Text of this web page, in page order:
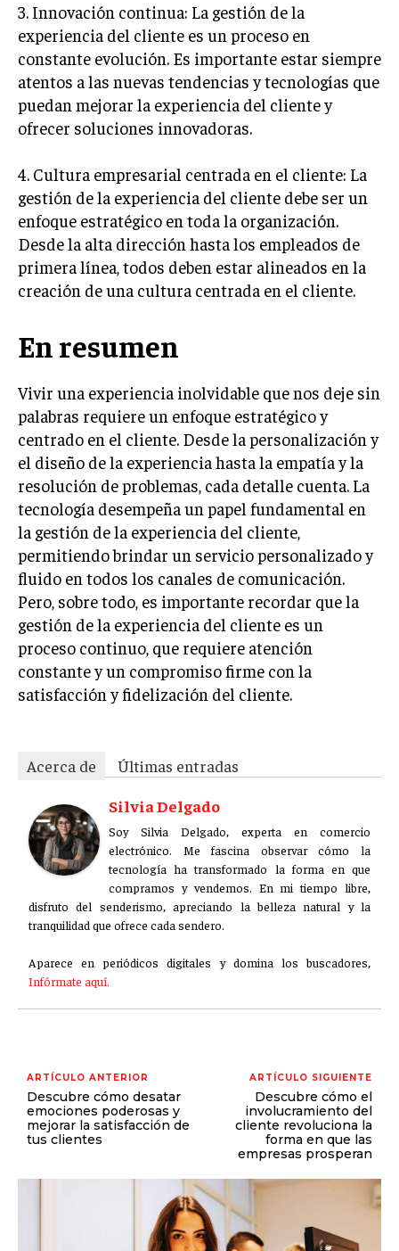
3. Innovación continua: La gestión de la
experiencia del cliente es un proceso en
constante evolución. Es importante estar siempre
atentos a las nuevas tendencias y tecnologías que
puedan mejorar la experiencia del cliente y
ofrecer soluciones innovadoras.
4. Cultura empresarial centrada en el cliente: La
gestión de la experiencia del cliente debe ser un
enfoque estratégico en toda la organización.
Desde la alta dirección hasta los empleados de
primera línea, todos deben estar alineados en la
creación de una cultura centrada en el cliente.
En resumen
Vivir una experiencia inolvidable que nos deje sin
palabras requiere un enfoque estratégico y
centrado en el cliente. Desde la personalización y
el diseño de la experiencia hasta la empatía y la
resolución de problemas, cada detalle cuenta. La
tecnología desempeña un papel fundamental en
la gestión de la experiencia del cliente,
permitiendo brindar un servicio personalizado y
fluido en todos los canales de comunicación.
Pero, sobre todo, es importante recordar que la
gestión de la experiencia del cliente es un
proceso continuo, que requiere atención
constante y un compromiso firme con la
satisfacción y fidelización del cliente.
Acerca de
Últimas entradas
Silvia Delgado
Soy Silvia Delgado, experta en comercio
electrónico. Me fascina observar cómo la
tecnología ha transformado la forma en que
compramos y vendemos. En mi tiempo libre,
disfruto del senderismo, apreciando la belleza natural y la
tranquilidad que ofrece cada sendero.
Aparece en periódicos digitales y domina los buscadores,
Infórmate aquí.
ARTÍCULO ANTERIOR
Descubre cómo desatar
emociones poderosas y
mejorar la satisfacción de
tus clientes
ARTÍCULO SIGUIENTE
Descubre cómo el
involucramiento del
cliente revoluciona la
forma en que las
empresas prosperan